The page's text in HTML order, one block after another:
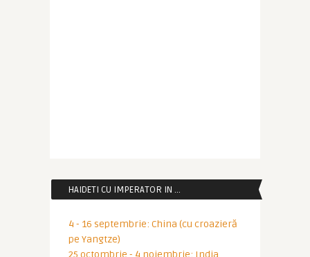
HAIDETI CU IMPERATOR IN …
4 - 16 septembrie: China (cu croazieră
pe Yangtze)
25 octombrie - 4 noiembrie: India